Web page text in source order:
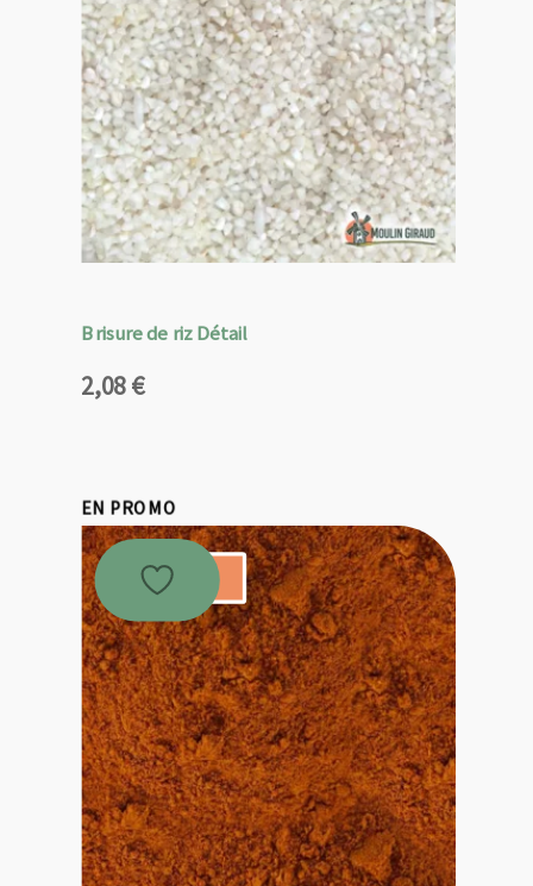
Brisure de riz Détail
2,08€
EN PROMO
Promo !